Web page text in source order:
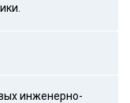
инженерно-